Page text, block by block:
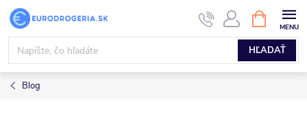
Prejsť
obsah
HĽADAŤ
KOŠÍK
Blog